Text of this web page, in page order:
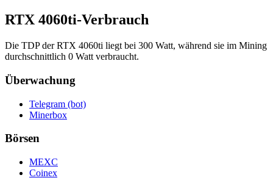
RTX 4060ti-Verbrauch
Die TDP der RTX 4060ti liegt bei 300 Watt, während sie im Mining
durchschnittlich 0 Watt verbraucht.
Überwachung
Telegram (bot)
Minerbox
Börsen
MEXC
Coinex